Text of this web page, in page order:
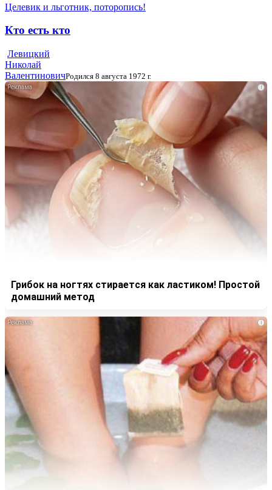
Целевик и льготник, поторопись!
Кто есть кто
Левицкий
Николай
ВалентиновичРодился 8 августа 1972 г.
i
Грибок на ногтях стирается как ластиком! Простой
домашний метод
i